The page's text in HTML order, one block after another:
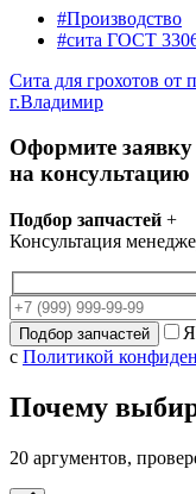
#Производство
#сита ГОСТ
Сита для грохотов от
г.Владимир
Оформите заявку
на консультацию
Подбор запчастей +
Консультация
с Политикой
Почему
20 аргументов,